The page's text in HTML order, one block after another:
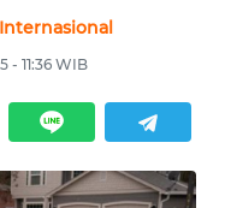
- 11:36 WIB